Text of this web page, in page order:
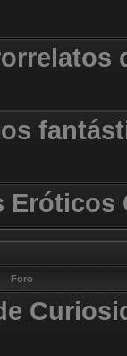
Eróticos
Foro